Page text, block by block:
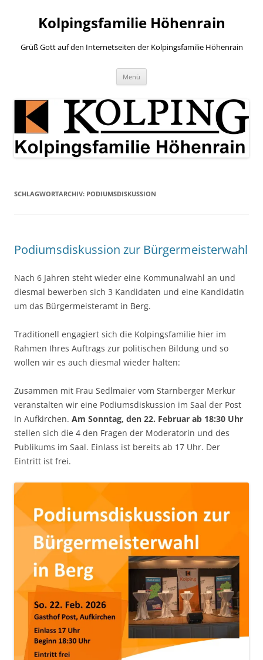
springenKolpingsfamilie Höhenrain
Grüß Gott auf den Internetseiten der Kolpingsfamilie Höhenrain
Menü
SCHLAGWORTARCHIV: PODIUMSDISKUSSION
Podiumsdiskussion zur Bürgermeisterwahl
Nach 6 Jahren steht wieder eine Kommunalwahl an und
diesmal bewerben sich 3 Kandidaten und eine Kandidatin
um das Bürgermeisteramt in Berg.
Traditionell engagiert sich die Kolpingsfamilie hier im
Rahmen Ihres Auftrags zur politischen Bildung und so
wollen wir es auch diesmal wieder halten:
Zusammen mit Frau Sedlmaier vom Starnberger Merkur
veranstalten wir eine Podiumsdiskussion im Saal der Post
in Aufkirchen. Am Sonntag, den 22. Februar ab 18:30 Uhr
stellen sich die 4 den Fragen der Moderatorin und des
Publikums im Saal. Einlass ist bereits ab 17 Uhr. Der
Eintritt ist frei.